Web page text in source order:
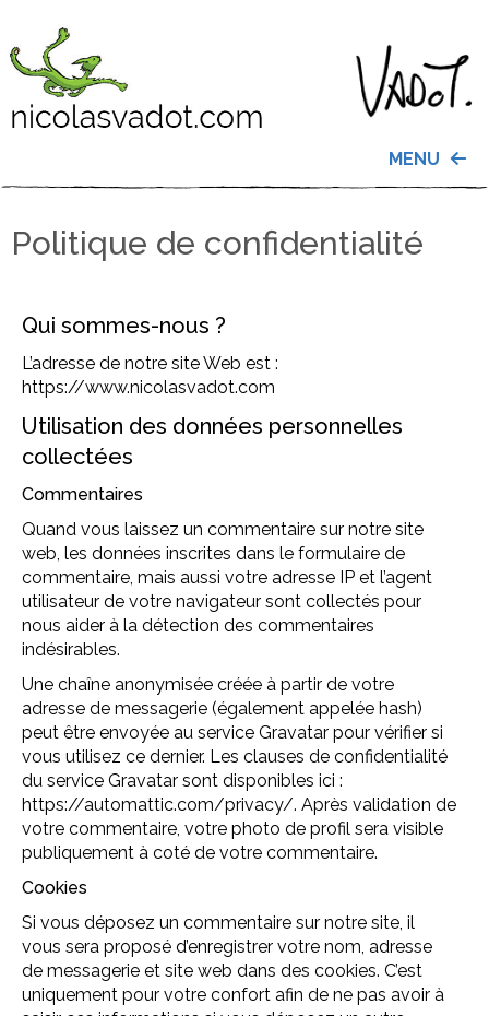
MENU
Politique de confidentialité
Qui sommes-nous ?
L’adresse de notre site Web est :
https://www.nicolasvadot.com
Utilisation des données personnelles
collectées
Commentaires
Quand vous laissez un commentaire sur notre site
web, les données inscrites dans le formulaire de
commentaire, mais aussi votre adresse IP et l’agent
utilisateur de votre navigateur sont collectés pour
nous aider à la détection des commentaires
indésirables.
Une chaîne anonymisée créée à partir de votre
adresse de messagerie (également appelée hash)
peut être envoyée au service Gravatar pour vérifier si
vous utilisez ce dernier. Les clauses de confidentialité
du service Gravatar sont disponibles ici :
https://automattic.com/privacy/. Après validation de
votre commentaire, votre photo de profil sera visible
publiquement à coté de votre commentaire.
Cookies
Si vous déposez un commentaire sur notre site, il
vous sera proposé d’enregistrer votre nom, adresse
de messagerie et site web dans des cookies. C’est
uniquement pour votre confort afin de ne pas avoir à